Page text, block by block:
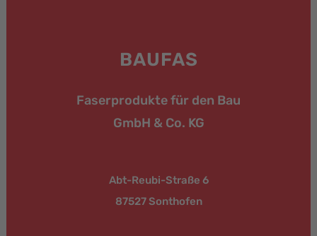
BAUFAS
Faserprodukte für den Bau
GmbH & Co. KG
Abt-Reubi-Straße 6
87527 Sonthofen